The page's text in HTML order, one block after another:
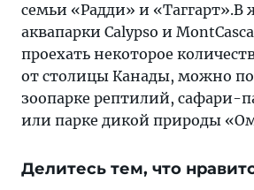
семьи «Радди» и «Таггарт».В
аквапарки Calypso и
проехать некоторое
от столицы Канады, можно
зоопарке рептилий, сафари-
или парке дикой природы
Делитесь тем, что